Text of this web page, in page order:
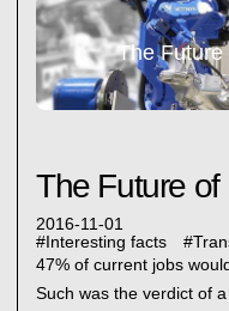
2016-11-01
# Interesting facts #
47% of current jobs
Such was the verdict of